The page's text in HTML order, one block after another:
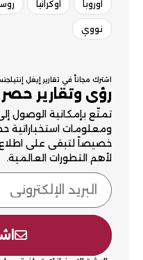
أوروبا أوكرانيا
نووي
اشترك مجاناً في تقارير إيغل
رؤى وتقارير
تمتّع بإمكانية الوصول
ومعلومات استخباراتية
خصيصاً لتبقى على اطلاع
لأهم التطورات العالمية.